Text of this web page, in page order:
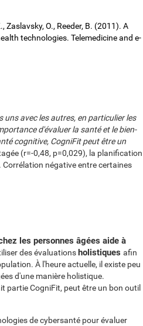
Zaslavsky, O., Reeder, B. (2011). A
technologies. Telemedicine and e-
avec les autres, en particulier les
d'évaluer la santé et le bien-
cognitive, CogniFit peut être un
(r=-0,48, p=0,029), la planification
négative entre certaines
les personnes âgées aide à
des évaluationsholistiques afin
À l'heure actuelle, il existe peu
d'une manière holistique.
partie CogniFit, peut être un bon outil
de cybersanté pour évaluer